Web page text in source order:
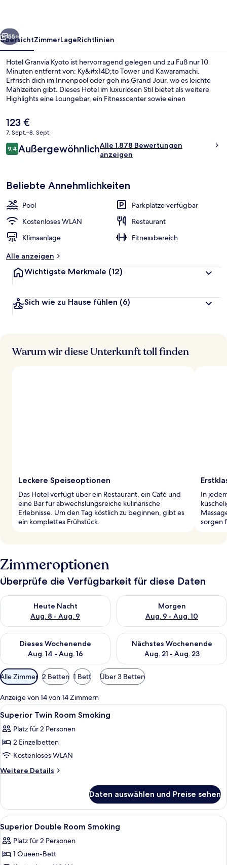
Superior-Doppelzimmer, 1 King-
Weiter
55+
ÜbersichtZimmerLageRichtlinien
Hotel Granvia Kyoto ist hervorragend gelegen und zu Fuß nur 10
Minuten entfernt von: Ky&#x14D;to Tower und Kawaramachi.
Erfrisch dich im Innenpool oder geh ins Grand Jour, wo es leichte
Mahlzeiten gibt. Dieses Hotel im luxuriösen Stil bietet als weitere
Highlights eine Loungebar, ein Fitnesscenter sowie einen
Möglichkeiten zum Sightseeing und die Nähe zu öffentlichen
Verkehrsmitteln: Die Station Gojō ist 10 und die Station Kujo ist 11
Gehminuten entfernt.
Der
aktuelle
Preis
beträgt
123 €.
123 €
7. Sept.–8. Sept.
Bewertungen
9,49,4 von 10.
AußergewöhnlichAlle 1.878 Bewertungen
anzeigen
Beliebte Annehmlichkeiten
Pool
Parkplätze verfügbar
Kostenloses WLAN
Restaurant
Klimaanlage
Fitnessbereich
Alle anzeigen
Wichtigste Merkmale (12)
Sich wie zu Hause fühlen (6)
Warum wir diese Unterkunft toll finden
Leckere Speiseoptionen
Das Hotel verfügt über ein Restaurant, ein Café und
eine Bar für abwechslungsreiche kulinarische
Erlebnisse. Um den Tag köstlich zu beginnen, gibt es
ein komplettes Frühstück.
In
sorgen
Zimmeroptionen
Überprüfe die Verfügbarkeit für diese Daten
Heute Nacht
Aug. 8 - Aug. 9
Überprüfe die Verfügbarkeit für heute Nacht, Aug. 8 - Aug. 9.
Morgen
Aug. 9 - Aug. 10
Überprüfe die Verfügbarkeit
Dieses Wochenende
Aug. 14 - Aug. 16
Überprüfe die Verfügbarkeit für dieses Wochenende, Aug. 14
Nächstes Wochenende
Aug. 21 - Aug. 23
Überprüfe die Verfügbarkeit
Verfügbare
Filter
für
Zimmer
Alle Zimmer 2 Betten 1 Bett Über 3 Betten
Anzeige von 14 von 14 Zimmern
Alle
Fotos
für
Superior
Twin
Room
Hochwertige Bettwaren,
4
Superior Twin Room Smoking
Platz für 2 Personen
2 Einzelbetten
Kostenloses WLAN
Weitere Details
Weitere
Twin
Room
Smoking
Daten auswählen und Preise sehen
Alle
Fotos
für
Superior
Hochwertige Bettwaren,
5
Superior Double Room Smoking
Platz für 2 Personen
1 Queen-Bett